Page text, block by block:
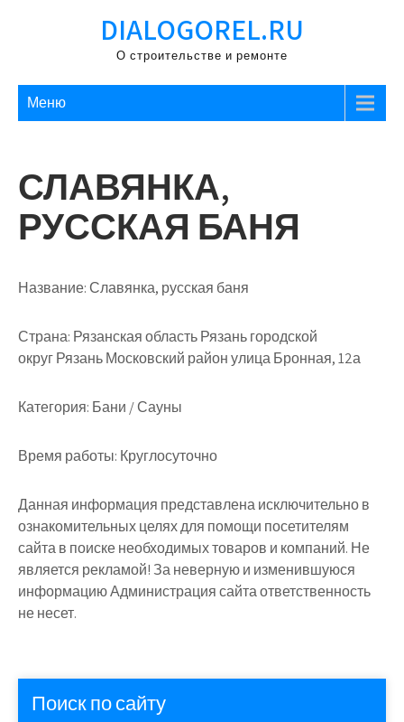
DIALOGOREL.RU
О строительстве и ремонте
Меню
СЛАВЯНКА,
РУССКАЯ БАНЯ
Название:Славянка, русская баня
Страна: Рязанская область Рязань городской
округ Рязань Московский район улица Бронная, 12а
Категория: Бани / Сауны
Время работы: Круглосуточно
Данная информация представлена исключительно в
ознакомительных целях для помощи посетителям
сайта в поиске необходимых товаров и компаний. Не
является рекламой! За неверную и изменившуюся
информацию Администрация сайта ответственность
не несет.
Поиск по сайту